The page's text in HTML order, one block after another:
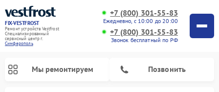
FIX-VESTFROST
Ремонт устройств Vestfrost
Специализированный
cервисный центр г.
Симферополь
+7 (800) 301-55-83
Ежедневно, с 10:00 до 20:00
+7 (800) 301-55-83
Звонок бесплатный по РФ
Мы ремонтируем Позвонить